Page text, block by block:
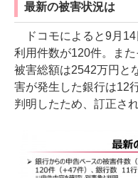
最新の被害状況は
ドコモによると9月14
利用件数が120件。また
被害総額は2542万円と
害が発生した銀行は12
判明したため、訂正され